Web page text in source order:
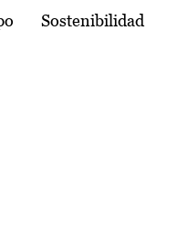
Sostenibilidad